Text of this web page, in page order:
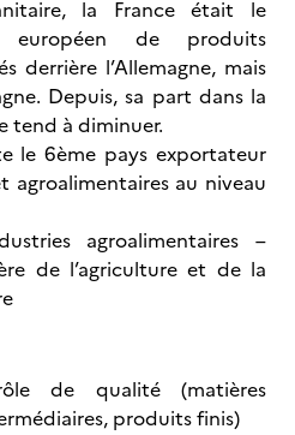
la France était le
européen de produits
derrière l’Allemagne, mais
Depuis, sa part dans la
tend à diminuer.
le 6ème pays exportateur
agroalimentaires au niveau
agroalimentaires –
de l’agriculture et de la
de qualité (matières
produits finis)